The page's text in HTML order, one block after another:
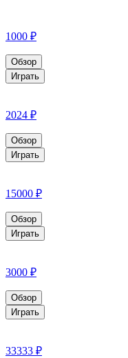
1000 ₽
Обзор
Играть
2024 ₽
Обзор
Играть
15000 ₽
Обзор
Играть
3000 ₽
Обзор
Играть
33333 ₽